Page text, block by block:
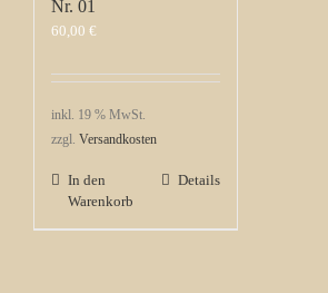
Nr. 01
60,00 €
inkl. 19 % MwSt.
zzgl. Versandkosten
In den
Warenkorb
Details